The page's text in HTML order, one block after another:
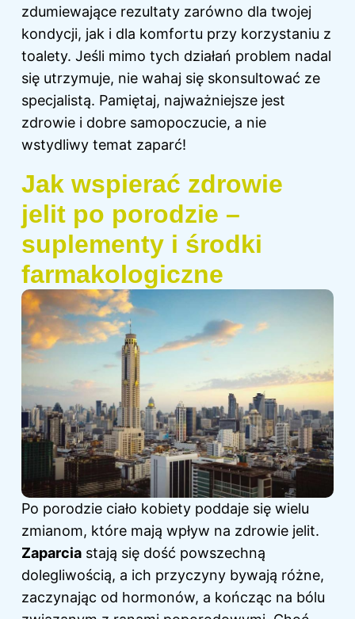
zdumiewające rezultaty zarówno dla twojej
kondycji, jak i dla komfortu przy korzystaniu z
toalety. Jeśli mimo tych działań problem nadal
się utrzymuje, nie wahaj się skonsultować ze
specjalistą. Pamiętaj, najważniejsze jest
zdrowie i dobre samopoczucie, a nie
wstydliwy temat zaparć!
Jak wspierać zdrowie
jelit po porodzie –
suplementy i środki
farmakologiczne
Po porodzie ciało kobiety poddaje się wielu
zmianom, które mają wpływ na zdrowie jelit.
Zaparcia stają się dość powszechną
dolegliwością, a ich przyczyny bywają różne,
zaczynając od hormonów, a kończąc na bólu